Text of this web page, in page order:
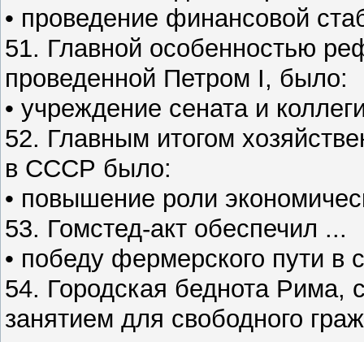
• проведение финансовой
51. Главной особенностью
проведенной Петром I, было:
• учреждение сената и
52. Главным итогом
в СССР было:
• повышение роли
53. Гомстед-акт обеспечил ...
• победу фермерского пути
54. Городская беднота Рима,
занятием для свободного